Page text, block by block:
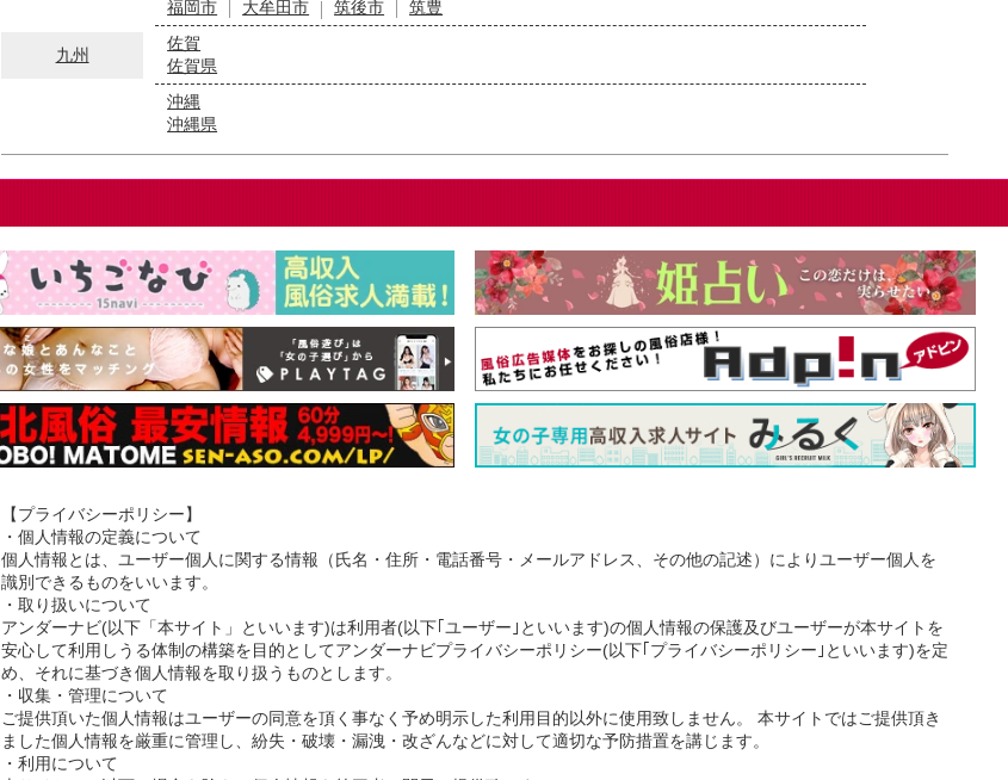
九州
福岡市
大牟田市 筑後市
筑豊
佐賀
佐賀県
沖縄
沖縄県
【プライバシーポリシー】
・個人情報の定義について
個人情報とは、ユーザー個人に関する情報（氏名・住所・電話番号・メールアドレス、その他の記述）によりユーザー個人を
識別できるものをいいます。
・取り扱いについて
アンダーナビ(以下「本サイト」といいます)は利用者(以下｢ユーザー｣といいます)の個人情報の保護及びユーザーが本サイトを
安心して利用しうる体制の構築を目的としてアンダーナビプライバシーポリシー(以下｢プライバシーポリシー｣といいます)を定
め、それに基づき個人情報を取り扱うものとします。
・収集・管理について
ご提供頂いた個人情報はユーザーの同意を頂く事なく予め明示した利用目的以外に使用致しません。 本サイトではご提供頂き
ました個人情報を厳重に管理し、紛失・破壊・漏洩・改ざんなどに対して適切な予防措置を講じます。
・利用について